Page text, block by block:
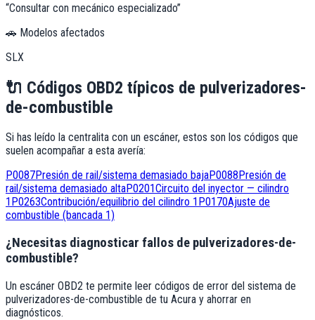
“Consultar con mecánico especializado”
🚗 Modelos afectados
SLX
🔌 Códigos OBD2 típicos de pulverizadores-
de-combustible
Si has leído la centralita con un escáner, estos son los códigos que
suelen acompañar a esta avería:
P0087Presión de rail/sistema demasiado bajaP0088 Presión de
rail/sistema demasiado altaP0201Circuito del inyector — cilindro
1 P0263Contribución/equilibrio del cilindro 1 P0170Ajuste de
combustible (bancada 1)
¿Necesitas diagnosticar fallos de pulverizadores-de-
combustible?
Un escáner OBD2 te permite leer códigos de error del sistema de
pulverizadores-de-combustible de tu Acura y ahorrar en
diagnósticos.